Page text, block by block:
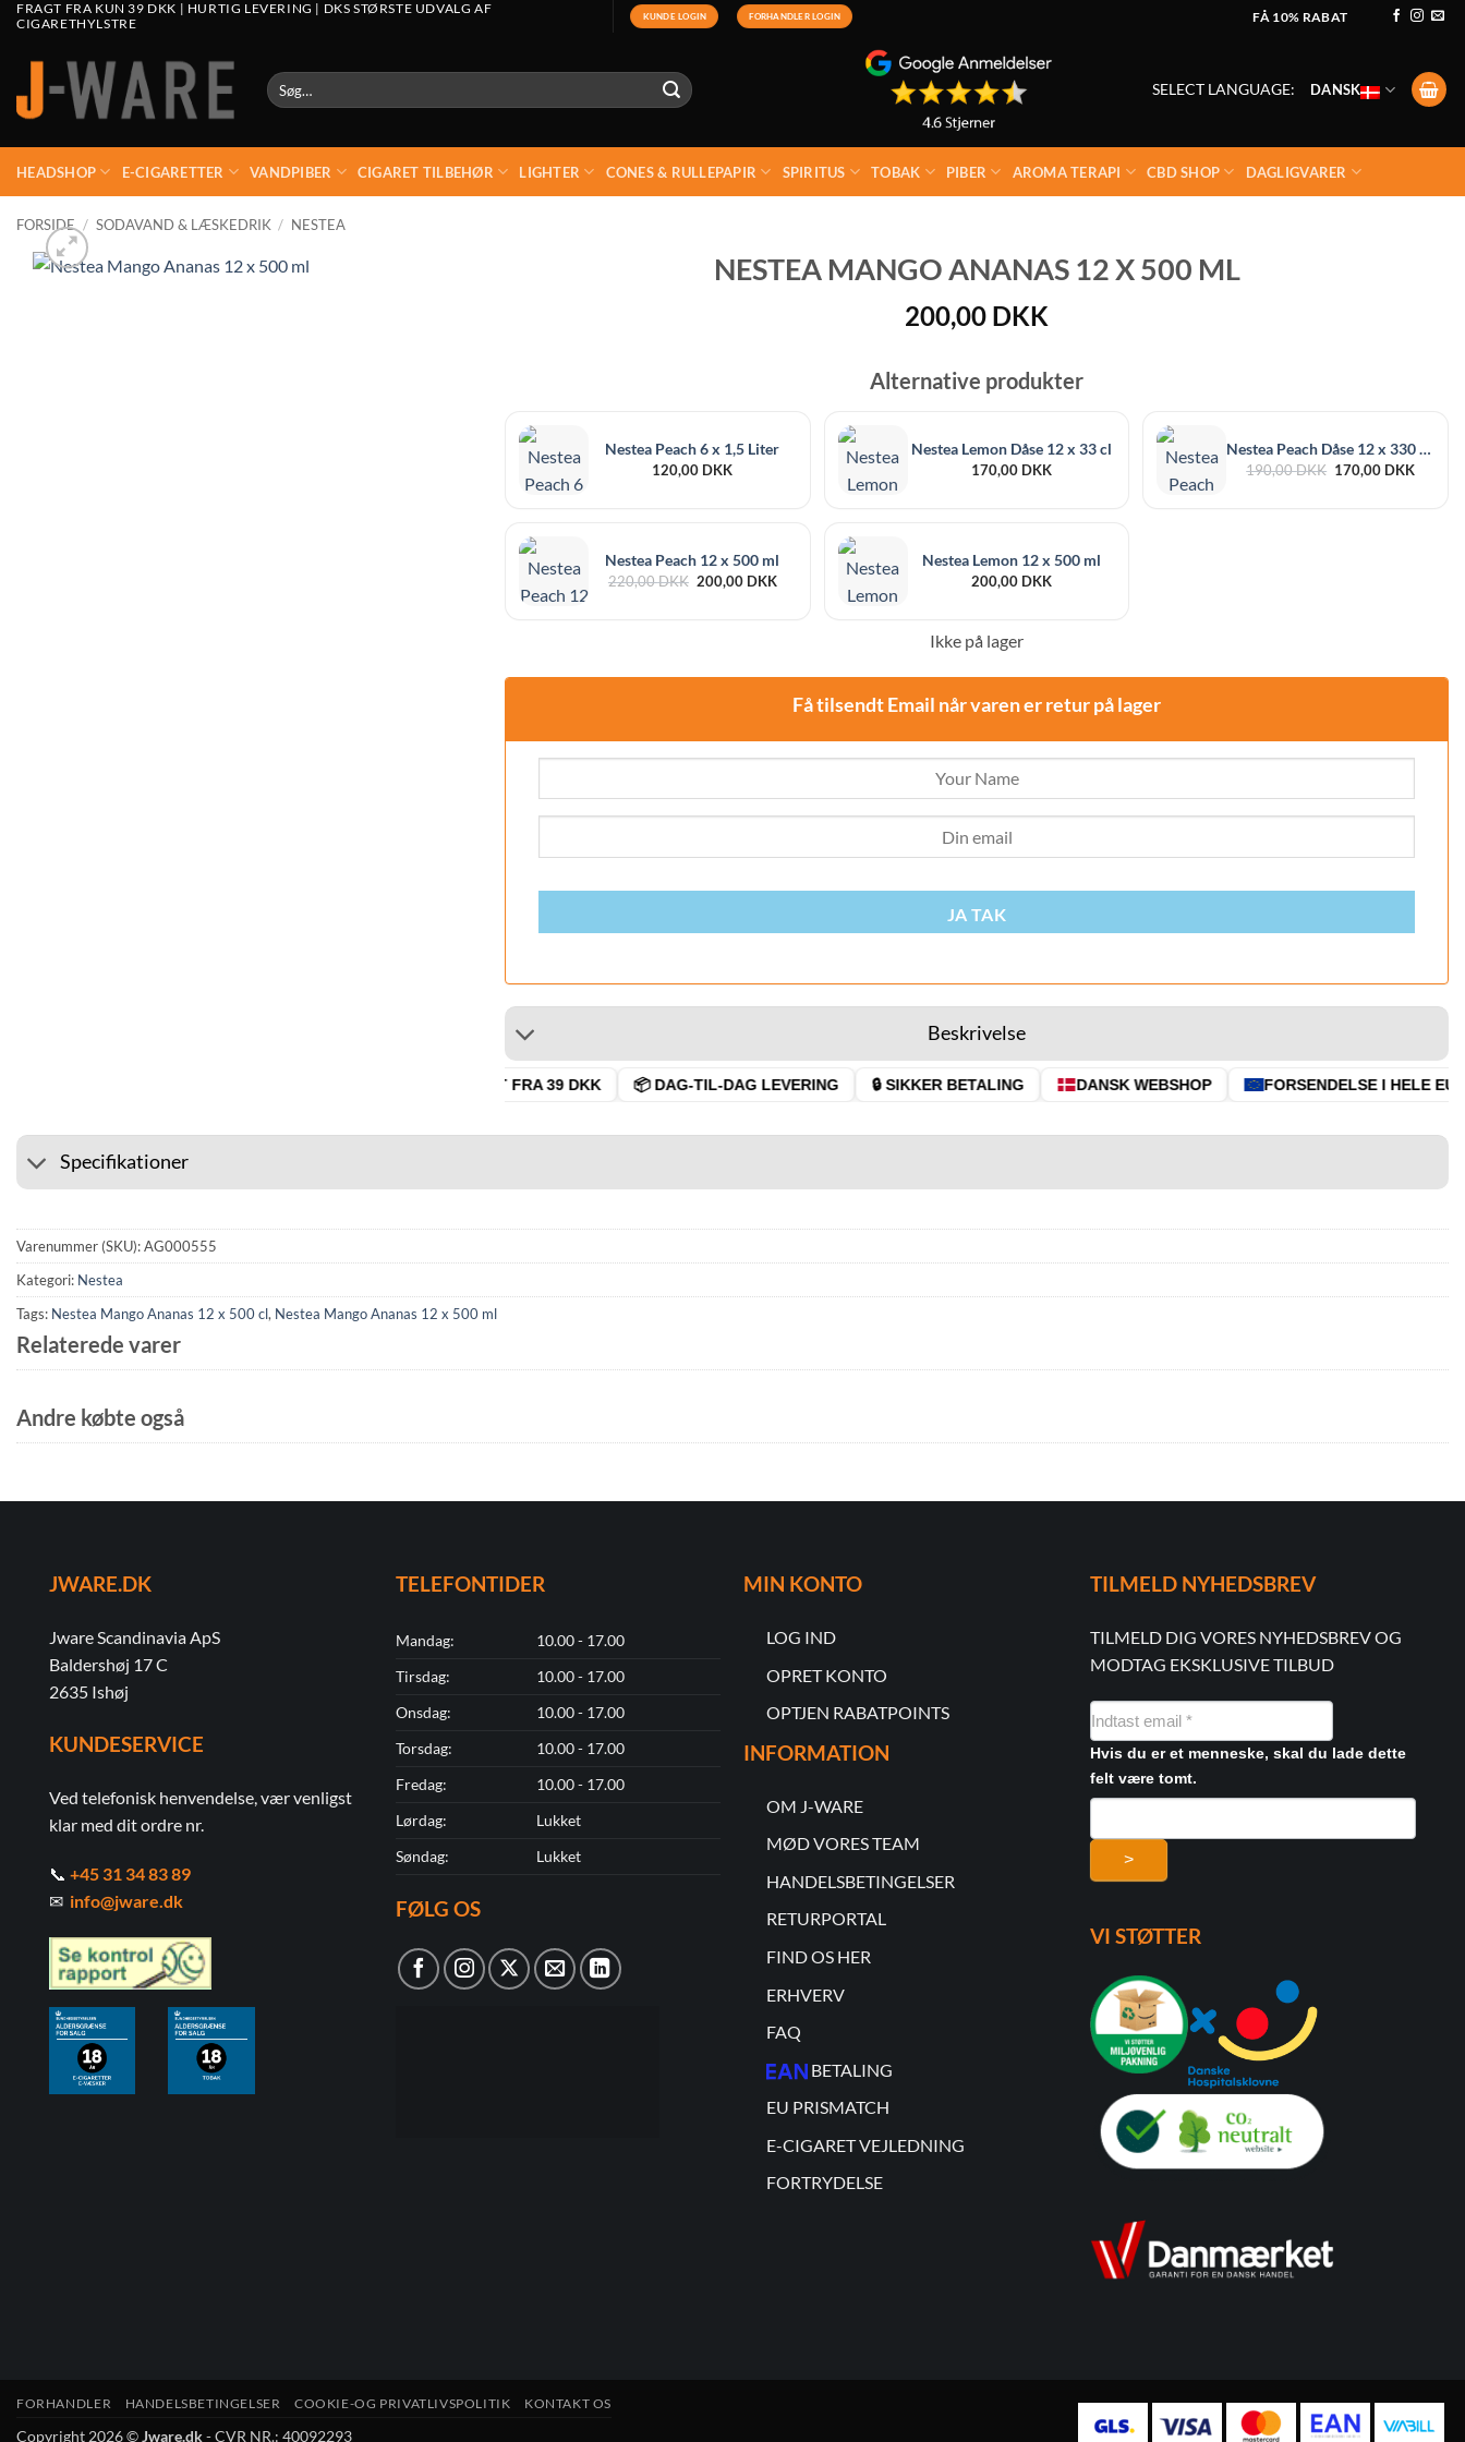
FRAGT FRA KUN 39 DKK | HURTIG LEVERING | DKS STØRSTE UDVALG AF
CIGARETHYLSTRE
KUNDE LOGIN FORHANDLER LOGIN FÅ 10% RABAT
Søg
efter:
SELECT LANGUAGE: DANSK
HEADSHOP E-CIGARETTER VANDPIBER CIGARET TILBEHØR LIGHTER CONES & RULLEPAPIR SPIRITUS TOBAK PIBER AROMA TERAPI CBD SHOP DAGLIGVARER
FORSIDE / SODAVAND & LÆSKEDRIK / NESTEA
NESTEA MANGO ANANAS 12 X 500 ML
200,00 DKK
Alternative produkter
Nestea Peach 6 x 1,5 Liter
120,00 DKK
Nestea Lemon Dåse 12 x 33 cl
170,00 DKK
Nestea Peach Dåse 12 x 330 ml
190,00DKK Den
170,00 DKKDen
Nestea Peach 12 x 500 ml
220,00DKK Den
200,00 DKKDen
Nestea Lemon 12 x 500 ml
200,00 DKK
Ikke på lager
Få tilsendt Email når varen er retur på lager
JA TAK
Beskrivelse
🚚 FRAGT FRA 39 DKK 📦 DAG-TIL-DAG LEVERING 🔒 SIKKER BETALING DANSK WEBSHOP FORSENDELSE I HELE EU
Specifikationer
Varenummer (SKU):AG000555
Kategori: Nestea
Tags: Nestea Mango Ananas 12 x 500 cl, Nestea Mango Ananas 12 x 500 ml
Relaterede varer
Andre købte også
JWARE.DK
Jware Scandinavia ApS
Baldershøj 17 C
2635 Ishøj
KUNDESERVICE
Ved telefonisk henvendelse, vær venligst
klar med dit ordre nr.
📞 +45 31 34 83 89
✉ info@jware.dk
TELEFONTIDER
Mandag:
10.00 - 17.00
Tirsdag:
10.00 - 17.00
Onsdag:
10.00 - 17.00
Torsdag:
10.00 - 17.00
Fredag:
10.00 - 17.00
Lørdag:
Lukket
Søndag:
Lukket
FØLG OS
MIN KONTO
LOG IND
OPRET KONTO
OPTJEN RABATPOINTS
INFORMATION
OM J-WARE
MØD VORES TEAM
HANDELSBETINGELSER
RETURPORTAL
FIND OS HER
ERHVERV
FAQ
BETALING
EU PRISMATCH
E-CIGARET VEJLEDNING
FORTRYDELSE
TILMELD NYHEDSBREV
TILMELD DIG VORES NYHEDSBREV OG
MODTAG EKSKLUSIVE TILBUD
NYHEDSMAIL
FORMULAR
Hvis du er et menneske, skal du lade dette
felt være tomt.
>
VI STØTTER
FORHANDLER HANDELSBETINGELSER COOKIE-OG PRIVATLIVSPOLITIK KONTAKT OS
Copyright 2026 ©Jware.dk- CVR NR.: 40092293